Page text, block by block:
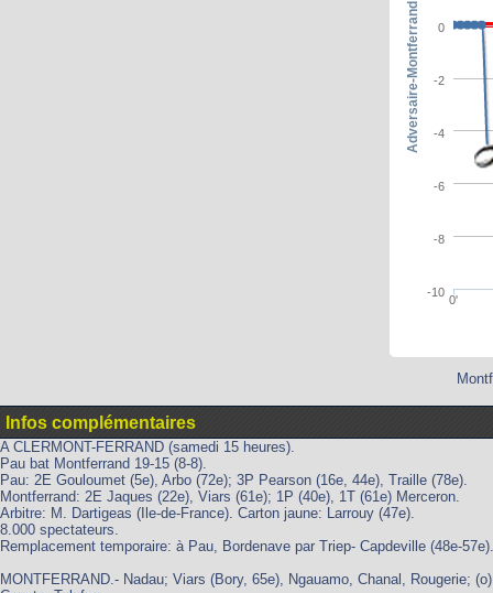
0'
-10
-8
-6
-4
-2
0
Adversaire-Montferrand
Infos complémentaires
A CLERMONT-FERRAND (samedi 15 heures).
Pau bat Montferrand 19-15 (8-8).
Pau: 2E Gouloumet (5e), Arbo (72e); 3P Pearson (16e, 44e), Traille (78e).
Montferrand: 2E Jaques (22e), Viars (61e); 1P (40e), 1T (61e) Merceron.
Arbitre: M. Dartigeas (Ile-de-France). Carton jaune: Larrouy (47e).
8.000 spectateurs.
Remplacement temporaire: à Pau, Bordenave par Triep- Capdeville (48e-57e).
MONTFERRAND.- Nadau; Viars (Bory, 65e), Ngauamo, Chanal, Rougerie;